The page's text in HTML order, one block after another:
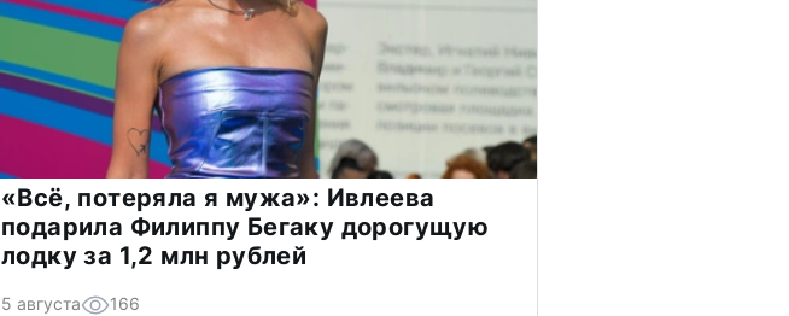
«Всё, потеряла я мужа»: Ивлеева
подарила Филиппу Бегаку дорогущую
лодку за 1,2 млн рублей
5 августа 166